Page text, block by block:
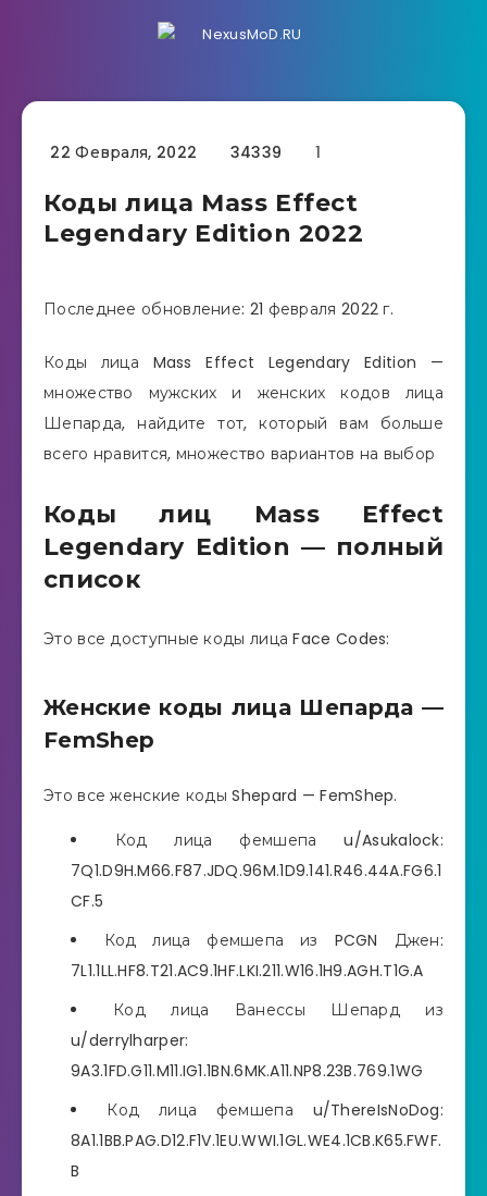
22 Февраля, 2022 34339 1
Коды лица Mass Effect
Legendary Edition 2022
Последнее обновление: 21 февраля 2022 г.
Коды лица Mass Effect Legendary Edition —
множество мужских и женских кодов лица
Шепарда, найдите тот, который вам больше
всего нравится, множество вариантов на выбор
Коды лиц Mass Effect
Legendary Edition — полный
список
Это все доступные коды лица Face Codes:
Женские коды лица Шепарда —
FemShep
Это все женские коды Shepard — FemShep.
Код лица фемшепа u/Asukalock:
7Q1.D9H.M66.F87.JDQ.96M.1D9.141.R46.44A.FG6.1
CF.5
Код лица фемшепа из PCGN Джен:
7L1.1LL.HF8.T21.AC9.1HF.LKI.211.W16.1H9.AGH.T1G.A
Код лица Ванессы Шепард из
u/derrylharper:
9A3.1FD.G11.M11.IG1.1BN.6MK.A11.NP8.23B.769.1WG
Код лица фемшепа u/ThereIsNoDog:
8A1.1BB.PAG.D12.F1V.1EU.WWI.1GL.WE4.1CB.K65.FWF.
B